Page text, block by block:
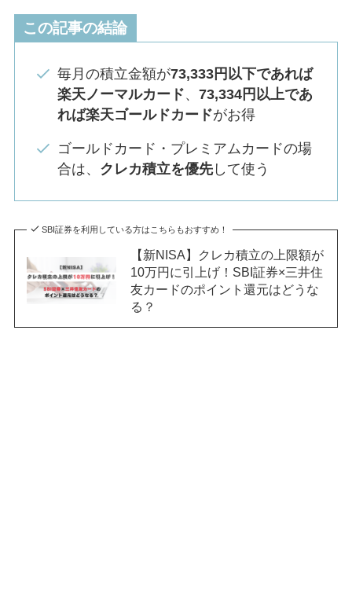
この記事の結論
毎月の積立金額が73,333円以下であれば
楽天ノーマルカード、 73,334円以上であ
れば楽天ゴールドカードがお得
ゴールドカード・プレミアムカードの場
合は、 クレカ積立を優先して使う
SBI証券を利用している方はこちらもおすすめ！
【新NISA】クレカ積立の上限額が
10万円に引上げ！SBI証券×三井住
友カードのポイント還元はどうな
る？